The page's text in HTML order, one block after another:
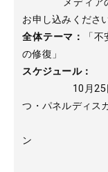
お申し込みください
全体テーマ：
「
の修復」
スケジュール：
10月25日（月
つ・パネルディス
13:30～
ン
14:40～